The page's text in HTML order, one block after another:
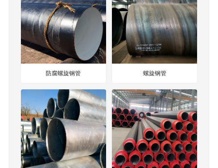
防腐螺旋钢管 螺旋钢管